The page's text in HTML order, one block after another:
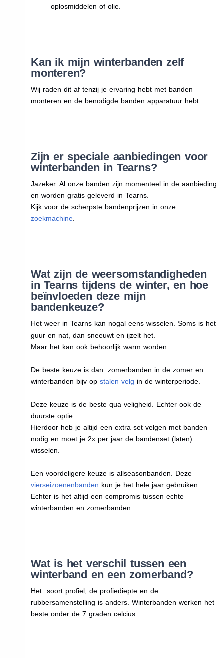
oplosmiddelen of olie.
Kan ik mijn winterbanden zelf
monteren?
Wij raden dit af tenzij je ervaring hebt met banden
monteren en de benodigde banden apparatuur hebt.
Zijn er speciale aanbiedingen voor
winterbanden in Tearns?
Jazeker. Al onze banden zijn momenteel in de aanbieding
en worden gratis geleverd in Tearns.
Kijk voor de scherpste bandenprijzen in onze
zoekmachine.
Wat zijn de weersomstandigheden
in Tearns tijdens de winter, en hoe
beïnvloeden deze mijn
bandenkeuze?
Het weer in Tearns kan nogal eens wisselen. Soms is het
guur en nat, dan sneeuwt en ijzelt het.
Maar het kan ook behoorlijk warm worden.
De beste keuze is dan: zomerbanden in de zomer en
winterbanden bijv op stalen velg in de winterperiode.
Deze keuze is de beste qua veligheid. Echter ook de
duurste optie.
Hierdoor heb je altijd een extra set velgen met banden
nodig en moet je 2x per jaar de bandenset (laten)
wisselen.
Een voordeligere keuze is allseasonbanden. Deze
vierseizoenenbanden kun je het hele jaar gebruiken.
Echter is het altijd een compromis tussen echte
winterbanden en zomerbanden.
Wat is het verschil tussen een
winterband en een zomerband?
Het soort profiel, de profiediepte en de
rubbersamenstelling is anders. Winterbanden werken het
beste onder de 7 graden celcius.